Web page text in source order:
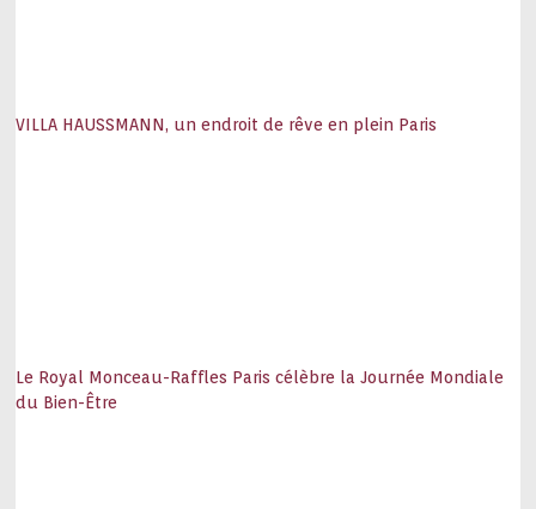
VILLA HAUSSMANN, un endroit de rêve en plein Paris
Le Royal Monceau-Raffles Paris célèbre la Journée Mondiale
du Bien-Être